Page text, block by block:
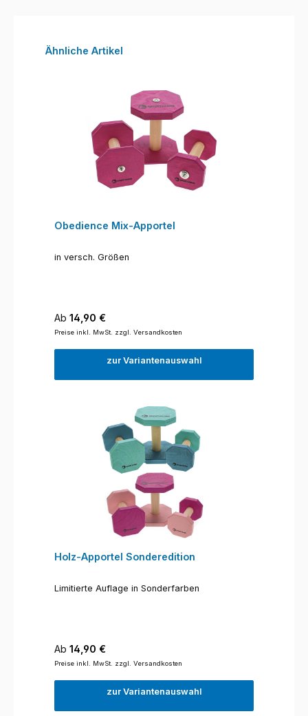
Produktgalerie überspringen
Ähnliche Artikel
Obedience Mix-Apportel
in versch. Größen
Regulärer Preis:
Ab 14,90 €
Preise inkl. MwSt. zzgl. Versandkosten
zur Variantenauswahl
Holz-Apportel Sonderedition
Limitierte Auflage in Sonderfarben
Regulärer Preis:
Ab 14,90 €
Preise inkl. MwSt. zzgl. Versandkosten
zur Variantenauswahl